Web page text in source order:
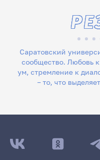
Саратовский
сообщество. Любовь
ум, стремление к диалогу, системность и трудолюбие
– то, что